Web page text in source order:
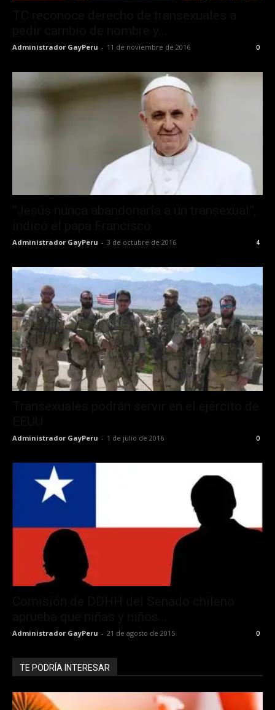
Administrador GayPeru - 11 de noviembre de 2016 0
Administrador GayPeru - 3 de octubre de 2016 4
Administrador GayPeru - 1 de julio de 2016 0
Administrador GayPeru - 21 de agosto de 2015 0
TE PODRÍA INTERESAR